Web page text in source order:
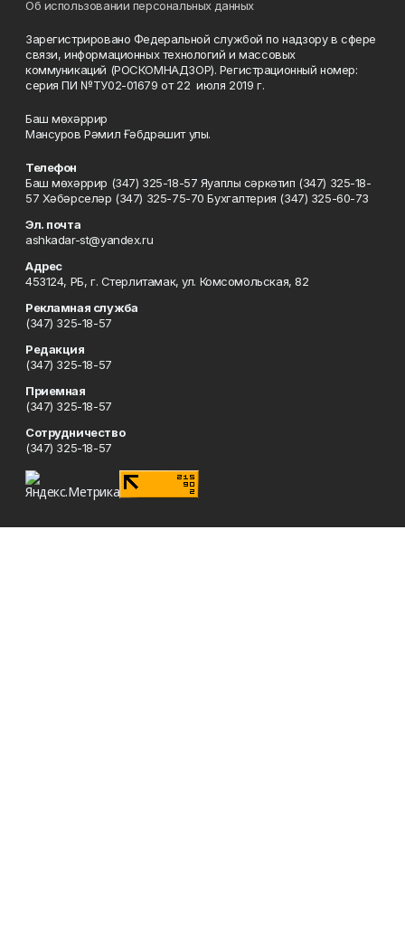
Об использовании персональных данных
Зарегистрировано Федеральной службой по надзору в сфере
связи, информационных технологий и массовых
коммуникаций (РОСКОМНАДЗОР). Регистрационный номер:
серия ПИ №ТУ02-01679 от 22 июля 2019 г.
Баш мөхәррир
Мансуров Рәмил Ғәбдрәшит улы.
Телефон
Баш мөхәррир (347) 325-18-57 Яуаплы сәркәтип (347) 325-18-
57 Хәбәрселәр (347) 325-75-70 Бухгалтерия (347) 325-60-73
Эл. почта
ashkadar-st@yandex.ru
Адрес
453124, РБ, г. Стерлитамак, ул. Комсомольская, 82
Рекламная служба
(347) 325-18-57
Редакция
(347) 325-18-57
Приемная
(347) 325-18-57
Сотрудничество
(347) 325-18-57